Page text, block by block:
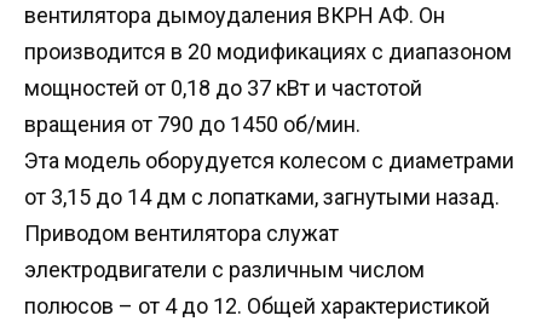
вентилятора дымоудаления ВКРН АФ. Он
производится в 20 модификациях с диапазоном
мощностей от 0,18 до 37 кВт и частотой
вращения от 790 до 1450 об/мин.
Эта модель оборудуется колесом с диаметрами
от 3,15 до 14 дм с лопатками, загнутыми назад.
Приводом вентилятора служат
электродвигатели с различным числом
полюсов – от 4 до 12. Общей характеристикой